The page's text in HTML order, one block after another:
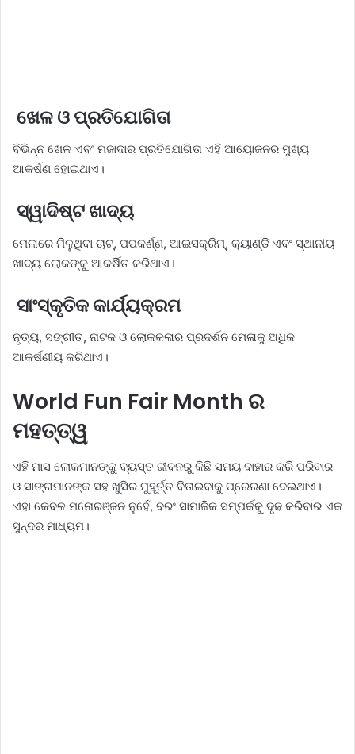
ଖେଳ ଓ ପ୍ରତିଯୋଗିତା
ବିଭିନ୍ନ ଖେଳ ଏବଂ ମଜାଦାର ପ୍ରତିଯୋଗିତା ଏହି ଆୟୋଜନର ମୁଖ୍ୟ
ଆକର୍ଷଣ ହୋଇଥାଏ।
ସ୍ୱାଦିଷ୍ଟ ଖାଦ୍ୟ
ମେଳାରେ ମିଳୁଥିବା ଚାଟ୍‌, ପପକର୍ଣ୍ଣ, ଆଇସକ୍ରିମ୍‌, କ୍ୟାଣ୍ଡି ଏବଂ ସ୍ଥାନୀୟ
ଖାଦ୍ୟ ଲୋକଙ୍କୁ ଆକର୍ଷିତ କରିଥାଏ।
ସାଂସ୍କୃତିକ କାର୍ଯ୍ୟକ୍ରମ
ନୃତ୍ୟ, ସଙ୍ଗୀତ, ନାଟକ ଓ ଲୋକକଳାର ପ୍ରଦର୍ଶନ ମେଳାକୁ ଅଧିକ
ଆକର୍ଷଣୀୟ କରିଥାଏ।
World Fun Fair Month ର
ମହତ୍ତ୍ୱ
ଏହି ମାସ ଲୋକମାନଙ୍କୁ ବ୍ୟସ୍ତ ଜୀବନରୁ କିଛି ସମୟ ବାହାର କରି ପରିବାର
ଓ ସାଙ୍ଗମାନଙ୍କ ସହ ଖୁସିର ମୁହୂର୍ତ୍ତ ବିତାଇବାକୁ ପ୍ରେରଣା ଦେଇଥାଏ।
ଏହା କେବଳ ମନୋରଞ୍ଜନ ନୁହେଁ, ବରଂ ସାମାଜିକ ସମ୍ପର୍କକୁ ଦୃଢ କରିବାର ଏକ
ସୁନ୍ଦର ମାଧ୍ୟମ।